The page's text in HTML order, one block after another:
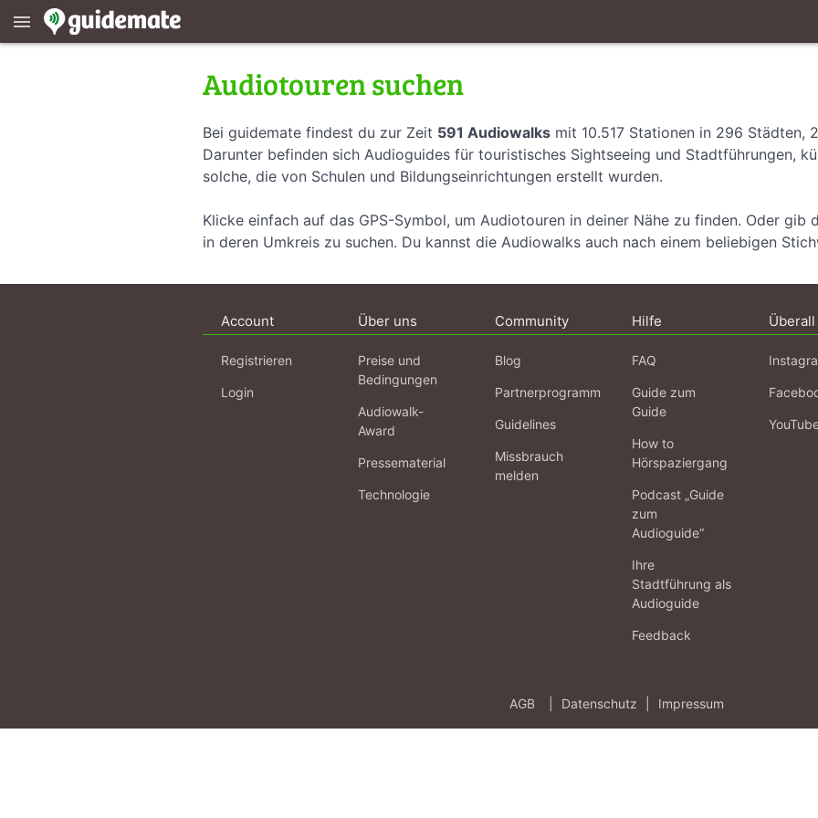
menu
Audiotouren suchen
Bei guidemate findest du zur Zeit 591 Audiowalks mit 10.517 Stationen in 296 Städten,
Darunter befinden sich Audioguides für touristisches Sightseeing und Stadtführungen,
solche, die von Schulen und Bildungseinrichtungen erstellt wurden.
Klicke einfach auf das GPS-Symbol, um Audiotouren in deiner Nähe zu finden. Oder gib
in deren Umkreis zu suchen. Du kannst die Audiowalks auch nach einem beliebigen
Account
Registrieren
Login
Über uns
Preise und
Bedingungen
Audiowalk-
Award
Pressematerial
Technologie
Community
Blog
Partnerprogramm
Guidelines
Missbrauch
melden
Hilfe
FAQ
Guide zum
Guide
How to
Hörspaziergang
Podcast „Guide
zum
Audioguide“
Ihre
Stadtführung als
Audioguide
Feedback
Überall
AGB Datenschutz Impressum